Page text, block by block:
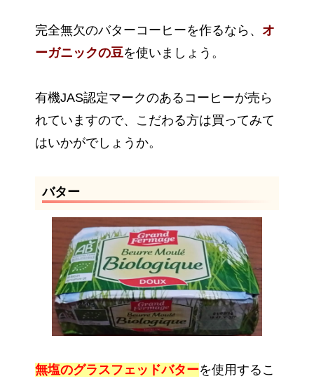
完全無欠のバターコーヒーを作るなら、 オ
ーガニックの豆を使いましょう。
有機JAS認定マークのあるコーヒーが売ら
れていますので、こだわる方は買ってみて
はいかがでしょうか。
バター
無塩のグラスフェッドバターを使用するこ